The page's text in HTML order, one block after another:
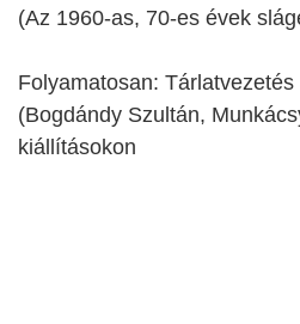
(Az 1960-as, 70-es évek
Folyamatosan:
(Bogdándy Szultán,
kiállításokon